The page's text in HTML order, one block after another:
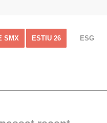
SMX ESTIU 26 ESG